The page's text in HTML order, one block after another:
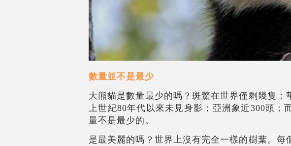
數量並不是最少
大熊貓是數量最少的嗎？斑鱉在世界僅剩幾隻
上世紀80年代以來未見身影；亞洲象近300頭；
量不是最少的。
是最美麗的嗎？世界上沒有完全一樣的樹葉。